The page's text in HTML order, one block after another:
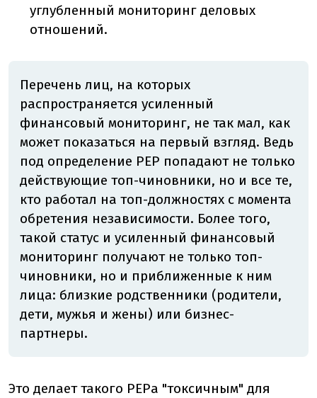
углубленный мониторинг деловых
отношений.
Перечень лиц, на которых
распространяется усиленный
финансовый мониторинг, не так мал, как
может показаться на первый взгляд. Ведь
под определение PEP попадают не только
действующие топ-чиновники, но и все те,
кто работал на топ-должностях с момента
обретения независимости. Более того,
такой статус и усиленный финансовый
мониторинг получают не только топ-
чиновники, но и приближенные к ним
лица: близкие родственники (родители,
дети, мужья и жены) или бизнес-
партнеры.
Это делает такого PEPа "токсичным" для